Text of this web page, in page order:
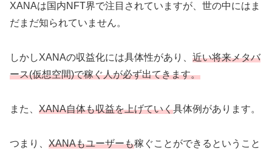
XANAは国内NFT界で注目されていますが、世の中にはま
だまだ知られていません。
しかしXANAの収益化には具体性があり、 近い将来メタバ
ース(仮想空間)で稼ぐ人が必ず出てきます。
また、 XANA自体も収益を上げていく具体例があります。
つまり、 XANAもユーザーも稼ぐことができるということ